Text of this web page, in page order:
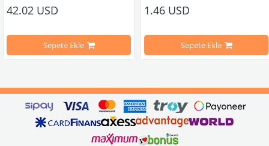
sürüş esnasında doğrudan gelen güneş ışığını keserek görüş
Ghia Modelleri İle Uyumludur
VWC Parça No: 4-4126
42.02 USD
Sepete Ekle
1960-1967 Yılları Arasındaki T1
1.46 USD
Sepete Ekle